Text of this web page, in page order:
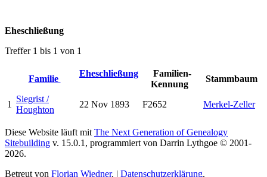
Eheschließung
Treffer 1 bis 1 von 1
Familie
Eheschließung
Familien-
Kennung
Stammbaum
1
Siegrist /
Houghton
22 Nov 1893 F2652 Merkel-Zeller
Diese Website läuft mit The Next Generation of Genealogy
Sitebuilding v. 15.0.1, programmiert von Darrin Lythgoe © 2001-
2026.
Betreut von Florian Wiedner. | Datenschutzerklärung.